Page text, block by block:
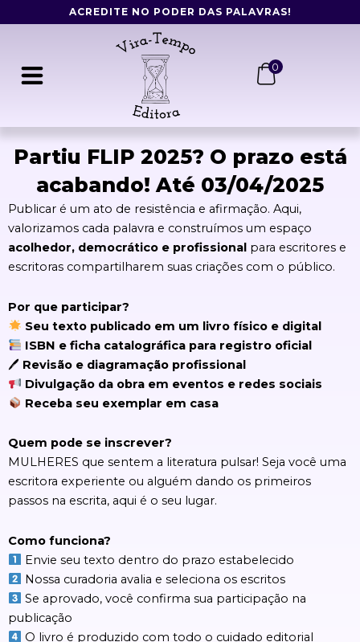
para
conteúdo
ACREDITE NO PODER DAS PALAVRAS!
0
Partiu FLIP 2025? O prazo está
acabando! Até 03/04/2025
Publicar é um ato de resistência e afirmação. Aqui,
valorizamos cada palavra e construímos um espaço
acolhedor, democrático e profissional para escritores e
escritoras compartilharem suas criações com o público.
Por que participar?
Seu texto publicado em um livro físico e digital
ISBN e ficha catalográfica para registro oficial
🖊 Revisão e diagramação profissional
Divulgação da obra em eventos e redes sociais
Receba seu exemplar em casa
Quem pode se inscrever?
MULHERES que sentem a literatura pulsar! Seja você uma
escritora experiente ou alguém dando os primeiros
passos na escrita, aqui é o seu lugar.
Como funciona?
Envie seu texto dentro do prazo estabelecido
Nossa curadoria avalia e seleciona os escritos
Se aprovado, você confirma sua participação na
publicação
O livro é produzido com todo o cuidado editorial